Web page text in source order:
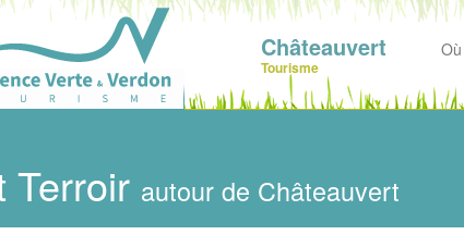
Châteauvert
Tourisme
Terroir autour de Châteauvert